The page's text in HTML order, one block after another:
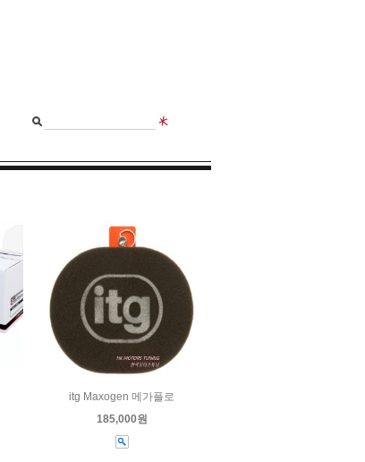
itg Maxogen 메가플로
185,000원